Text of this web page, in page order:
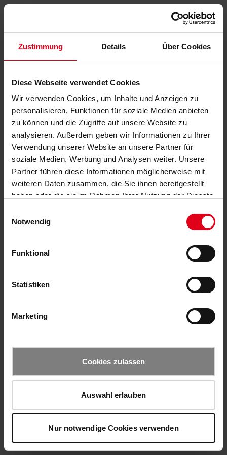
Zustimmung Details Über Cookies
Diese Webseite verwendet Cookies
Wir verwenden Cookies, um Inhalte und Anzeigen zu
personalisieren, Funktionen für soziale Medien anbieten
zu können und die Zugriffe auf unsere Website zu
analysieren. Außerdem geben wir Informationen zu Ihrer
Verwendung unserer Website an unsere Partner für
soziale Medien, Werbung und Analysen weiter. Unsere
Partner führen diese Informationen möglicherweise mit
weiteren Daten zusammen, die Sie ihnen bereitgestellt
haben oder die sie im Rahmen Ihrer Nutzung der Dienste
Notwendig
Funktional
Statistiken
Marketing
Cookies zulassen
Auswahl erlauben
Nur notwendige Cookies verwenden